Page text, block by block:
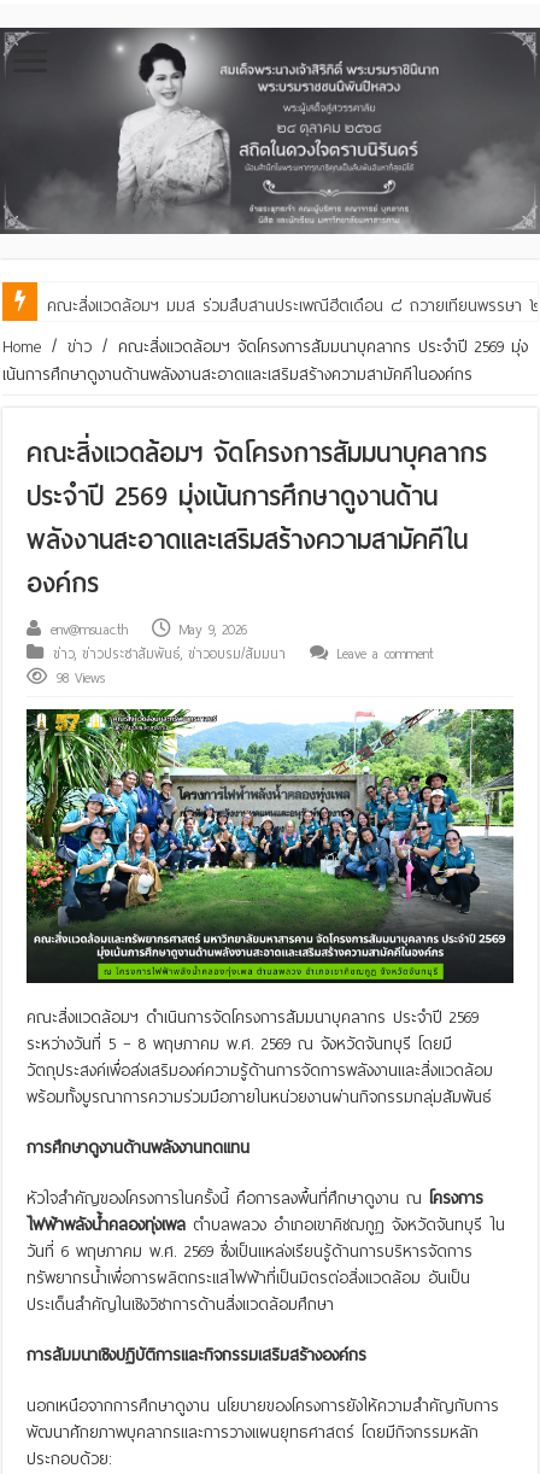
คณะสิ่งแวดล้อมฯ มมส ร่วมสืบสานประเพณีฮีตเดือน ๘ ถวายเทียนพรรษา ๒
Home / ข่าว / คณะสิ่งแวดล้อมฯ จัดโครงการสัมมนาบุคลากร ประจำปี 2569 มุ่ง
เน้นการศึกษาดูงานด้านพลังงานสะอาดและเสริมสร้างความสามัคคีในองค์กร
คณะสิ่งแวดล้อมฯ จัดโครงการสัมมนาบุคลากร
ประจำปี 2569 มุ่งเน้นการศึกษาดูงานด้าน
พลังงานสะอาดและเสริมสร้างความสามัคคีใน
องค์กร
env@msu.ac.th
May 9, 2026
ข่าว,ข่าวประชาสัมพันธ์,ข่าวอบรม/สัมมนา
Leave a comment
98 Views
คณะสิ่งแวดล้อมฯ ดำเนินการจัดโครงการสัมมนาบุคลากร ประจำปี 2569
ระหว่างวันที่ 5 – 8 พฤษภาคม พ.ศ. 2569 ณ จังหวัดจันทบุรี โดยมี
วัตถุประสงค์เพื่อส่งเสริมองค์ความรู้ด้านการจัดการพลังงานและสิ่งแวดล้อม
พร้อมทั้งบูรณาการความร่วมมือภายในหน่วยงานผ่านกิจกรรมกลุ่มสัมพันธ์
การศึกษาดูงานด้านพลังงานทดแทน
หัวใจสำคัญของโครงการในครั้งนี้ คือการลงพื้นที่ศึกษาดูงาน ณโครงการ
ไฟฟ้าพลังน้ำคลองทุ่งเพล ตำบลพลวง อำเภอเขาคิชฌกูฏ จังหวัดจันทบุรี ใน
วันที่ 6 พฤษภาคม พ.ศ. 2569 ซึ่งเป็นแหล่งเรียนรู้ด้านการบริหารจัดการ
ทรัพยากรน้ำเพื่อการผลิตกระแสไฟฟ้าที่เป็นมิตรต่อสิ่งแวดล้อม อันเป็น
ประเด็นสำคัญในเชิงวิชาการด้านสิ่งแวดล้อมศึกษา
การสัมมนาเชิงปฏิบัติการและกิจกรรมเสริมสร้างองค์กร
นอกเหนือจากการศึกษาดูงาน นโยบายของโครงการยังให้ความสำคัญกับการ
พัฒนาศักยภาพบุคลากรและการวางแผนยุทธศาสตร์ โดยมีกิจกรรมหลัก
ประกอบด้วย: